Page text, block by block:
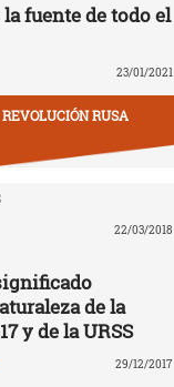
fuente de todo el
23/01/2021
RUSA
22/03/2018
de la
y de la URSS
29/12/2017